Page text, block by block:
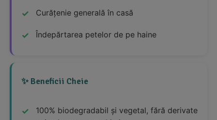
Curățenie generală în casă
Îndepărtarea petelor de pe haine
✨ Beneficii Cheie
100% biodegradabil și vegetal, fără derivate